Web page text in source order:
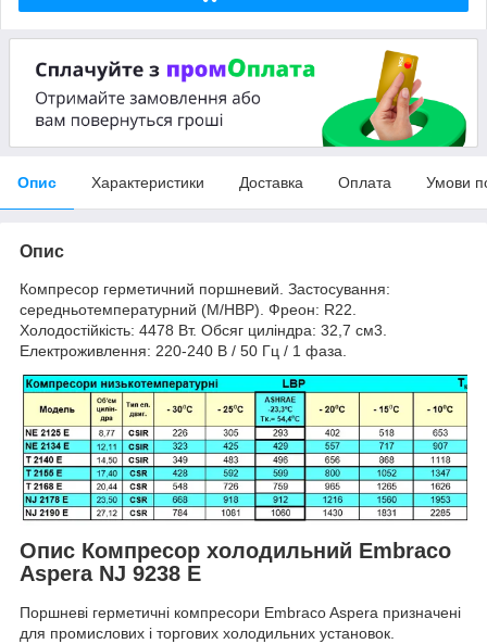
Опис Характеристики Доставка Оплата Умови
Опис
Компресор герметичний поршневий. Застосування:
середньотемпературний (M/HBP). Фреон: R22.
Холодостійкість: 4478 Вт. Обсяг циліндра: 32,7 см3.
Електроживлення: 220-240 В / 50 Гц / 1 фаза.
Опис Компресор холодильний Embraco
Aspera NJ 9238 E
Поршневі герметичні компресори Embraco Aspera призначені
для промислових і торгових холодильних установок.